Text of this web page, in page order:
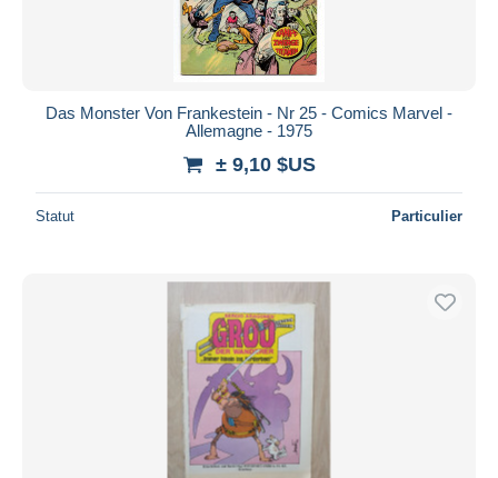
Das Monster Von Frankestein - Nr 25 - Comics Marvel -
Allemagne - 1975
± 9,10 $US
Statut Particulier